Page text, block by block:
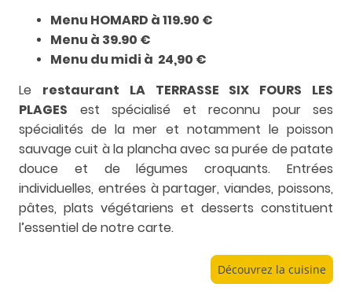
Menu HOMARD à 119.90 €
Menu à 39.90 €
Menu du midi à 24,90 €
Le restaurant LA TERRASSE SIX FOURS LES
PLAGES est spécialisé et reconnu pour ses
spécialités de la mer et notamment le poisson
sauvage cuit à la plancha avec sa purée de patate
douce et de légumes croquants. Entrées
individuelles, entrées à partager, viandes, poissons,
pâtes, plats végétariens et desserts constituent
l’essentiel de notre carte.
Découvrez la cuisine